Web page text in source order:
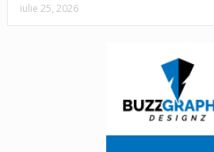
iulie 25, 2026